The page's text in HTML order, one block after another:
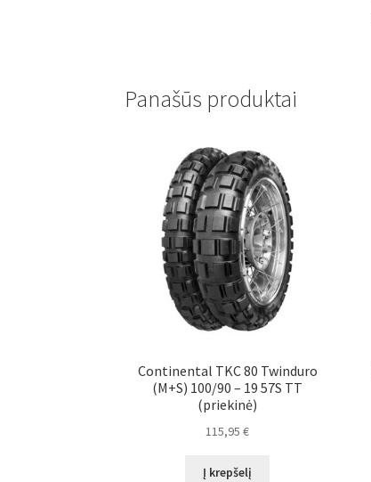
Panašūs produktai
Continental TKC 80 Twinduro
(M+S) 100/90 – 19 57S TT
(priekinė)
115,95€
Į krepšelį